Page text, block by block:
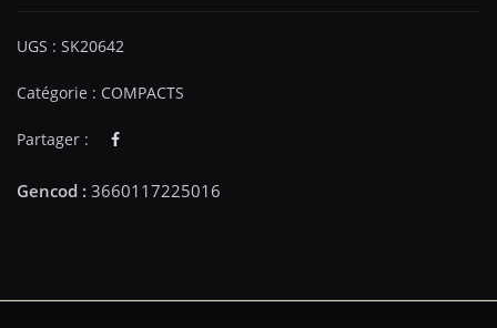
UGS : SK20642
Catégorie : COMPACTS
Partager :